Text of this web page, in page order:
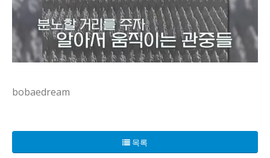
bobaedream
그들이 말하는 포인트는 의외로 간단하지 않다. 히틀러가
왜 우리가 그를 선택했는지에 대한 이유도 단번에 결론을
목록